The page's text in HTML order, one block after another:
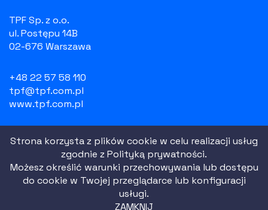
Strona korzysta z plików cookie w celu realizacji usług
zgodnie zPolityką prywatności.
Możesz określić warunki przechowywania lub dostępu
do cookie w Twojej przeglądarce lub konfiguracji
usługi.
ZAMKNIJ
TPF Sp. z o.o.
ul. Postępu 14B
02-676 Warszawa
+48 22 57 58 110
tpf@tpf.com.pl
www.tpf.com.pl
NIP: 526 100 55 07
REGON: 010754518
KRS: 0000081729